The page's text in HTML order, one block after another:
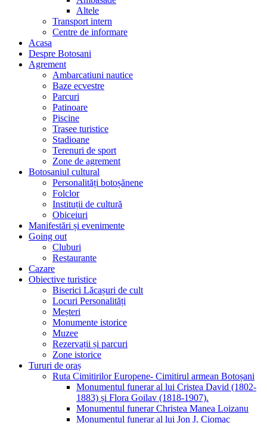
Altele
Transport intern
Centre de informare
Acasa
Despre Botosani
Agrement
Ambarcatiuni nautice
Baze ecvestre
Parcuri
Patinoare
Piscine
Trasee turistice
Stadioane
Terenuri de sport
Zone de agrement
Botosaniul cultural
Personalități botoșănene
Folclor
Instituții de cultură
Obiceiuri
Manifestări și evenimente
Going out
Cluburi
Restaurante
Cazare
Obiective turistice
Biserici Lăcașuri de cult
Locuri Personalități
Meșteri
Monumente istorice
Muzee
Rezervații și parcuri
Zone istorice
Tururi de oraș
Ruta Cimitirilor Europene- Cimitirul armean Botoșani
Monumentul funerar al lui Cristea David (1802-
1883) și Flora Goilav (1818-1907).
Monumentul funerar Christea Manea Loizanu
Monumentul funerar al lui Jon J. Ciomac